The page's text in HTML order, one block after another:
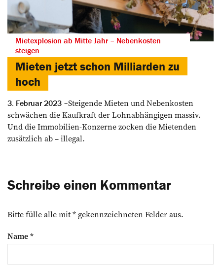
Mietexplosion ab Mitte Jahr – Nebenkosten
steigen
Mieten jetzt schon Milliarden zu
hoch
3. Februar 2023
Steigende Mieten und Nebenkosten
schwächen die Kaufkraft der Lohn­­abhängigen massiv.
Und die Immobilien-Konzerne zocken die Mietenden
zusätzlich ab – illegal.
Schreibe einen Kommentar
Bitte fülle alle mit * gekennzeichneten Felder aus.
Name*